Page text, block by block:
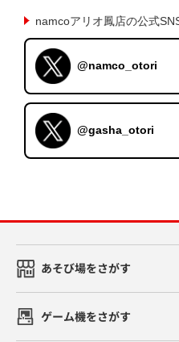
namcoアリオ鳳店の公式
@namco_otori
@gasha_otori
あそび場をさがす
ゲーム機をさがす